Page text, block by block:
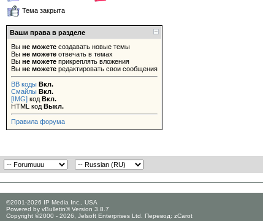
Тема закрыта
Ваши права в разделе
Вы не можете создавать новые темы
Вы не можете отвечать в темах
Вы не можете прикреплять вложения
Вы не можете редактировать свои сообщения
BB коды Вкл.
Смайлы Вкл.
[IMG] код Вкл.
HTML код Выкл.
Правила форума
©2001-2026 IP Media Inc., USA
Powered by vBulletin® Version 3.8.7
Copyright ©2000 - 2026, Jelsoft Enterprises Ltd. Перевод: zCarot